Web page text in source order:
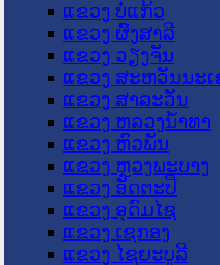
ແຂວງ ບໍ່ແກ້ວ
ແຂວງ ຜົ້ງສາລີ
ແຂວງ ວຽງຈັນ
ແຂວງ ສະຫວັນນະ
ແຂວງ ສາລະວັນ
ແຂວງ ຫລວງນໍ້າທາ
ແຂວງ ຫົວພັນ
ແຂວງ ຫຼວງພະບາງ
ແຂວງ ອັດຕະປື
ແຂວງ ອຸດົມໄຊ
ແຂວງ ເຊກອງ
ແຂວງ ໄຊຍະບູລີ